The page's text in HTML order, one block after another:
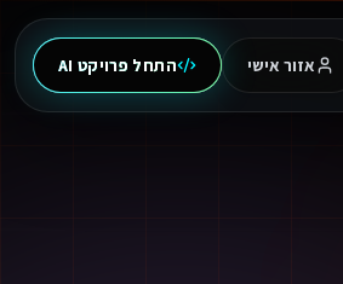
אזור אישי התחל פרויקט AI